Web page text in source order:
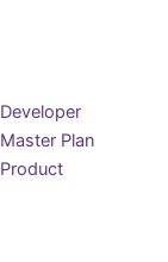
Developer
Master Plan
Product